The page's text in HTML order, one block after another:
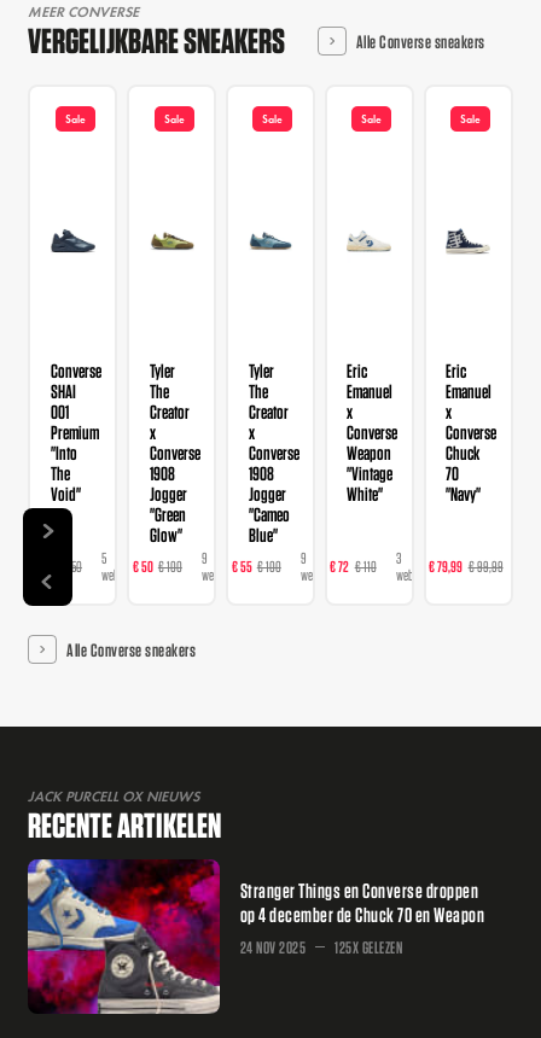
MEER CONVERSE
VERGELIJKBARE SNEAKERS Alle Converse sneakers
Sale
Converse
SHAI
001
Premium
"Into
The
Void"
€ 150
5
webshops
Sale
Tyler
The
Creator
x
Converse
1908
Jogger
"Green
Glow"
€ 50 € 100
9
webshops
Sale
Tyler
The
Creator
x
Converse
1908
Jogger
"Cameo
Blue"
€ 55 € 100
9
webshops
Sale
Eric
Emanuel
x
Converse
Weapon
"Vintage
White"
€ 72 € 110
3
webshops
Sale
Eric
Emanuel
x
Converse
Chuck
70
"Navy"
€ 79,99 € 99,99
Alle Converse sneakers
JACK PURCELL OX NIEUWS
RECENTE ARTIKELEN
Stranger Things en Converse droppen
op 4 december de Chuck 70 en Weapon
24 NOV 2025 125X GELEZEN